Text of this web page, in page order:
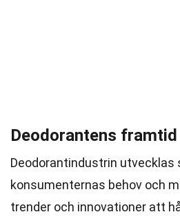
Deodorantens framtid
Deodorantindustrin
konsumenternas behov och
trender och innovationer att